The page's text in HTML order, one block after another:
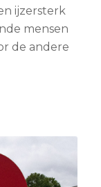
ijzersterk
mensen
de andere